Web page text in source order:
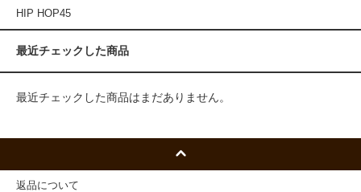
HIP HOP45
最近チェックした商品
最近チェックした商品はまだありません。
返品について